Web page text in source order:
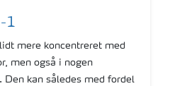
1
mere koncentreret med
men også i nogen
kan således med fordel